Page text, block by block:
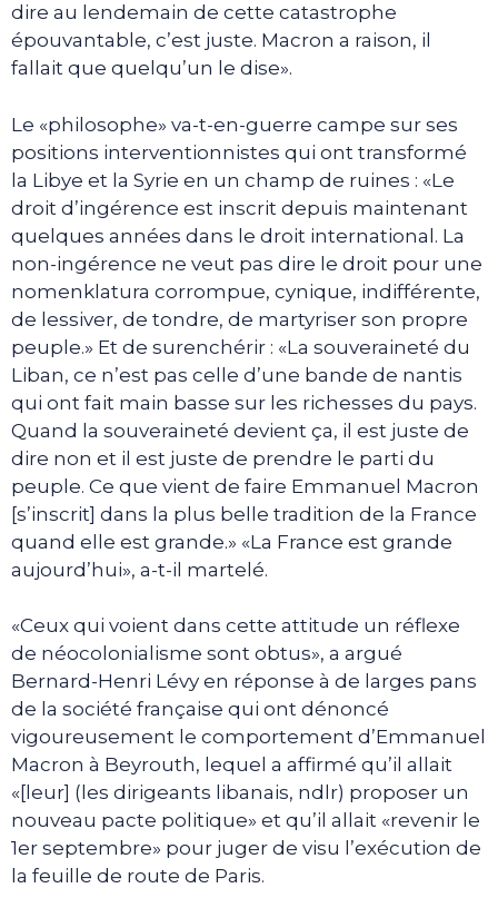
dire au lendemain de cette catastrophe
épouvantable, c’est juste. Macron a raison, il
fallait que quelqu’un le dise».
Le «philosophe» va-t-en-guerre campe sur ses
positions interventionnistes qui ont transformé
la Libye et la Syrie en un champ de ruines : «Le
droit d’ingérence est inscrit depuis maintenant
quelques années dans le droit international. La
non-ingérence ne veut pas dire le droit pour une
nomenklatura corrompue, cynique, indifférente,
de lessiver, de tondre, de martyriser son propre
peuple.» Et de surenchérir : «La souveraineté du
Liban, ce n’est pas celle d’une bande de nantis
qui ont fait main basse sur les richesses du pays.
Quand la souveraineté devient ça, il est juste de
dire non et il est juste de prendre le parti du
peuple. Ce que vient de faire Emmanuel Macron
[s’inscrit] dans la plus belle tradition de la France
quand elle est grande.» «La France est grande
aujourd’hui», a-t-il martelé.
«Ceux qui voient dans cette attitude un réflexe
de néocolonialisme sont obtus», a argué
Bernard-Henri Lévy en réponse à de larges pans
de la société française qui ont dénoncé
vigoureusement le comportement d’Emmanuel
Macron à Beyrouth, lequel a affirmé qu’il allait
«[leur] (les dirigeants libanais, ndlr) proposer un
nouveau pacte politique» et qu’il allait «revenir le
1er septembre» pour juger de visu l’exécution de
la feuille de route de Paris.